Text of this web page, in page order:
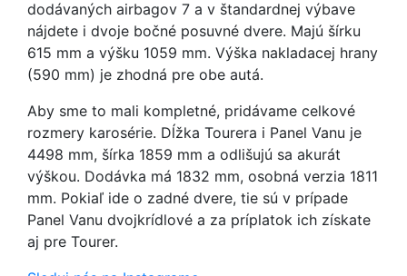
dodávaných airbagov 7 a v štandardnej výbave
nájdete i dvoje bočné posuvné dvere. Majú šírku
615 mm a výšku 1059 mm. Výška nakladacej hrany
(590 mm) je zhodná pre obe autá.
Aby sme to mali kompletné, pridávame celkové
rozmery karosérie. Dĺžka Tourera i Panel Vanu je
4498 mm, šírka 1859 mm a odlišujú sa akurát
výškou. Dodávka má 1832 mm, osobná verzia 1811
mm. Pokiaľ ide o zadné dvere, tie sú v prípade
Panel Vanu dvojkrídlové a za príplatok ich získate
aj pre Tourer.